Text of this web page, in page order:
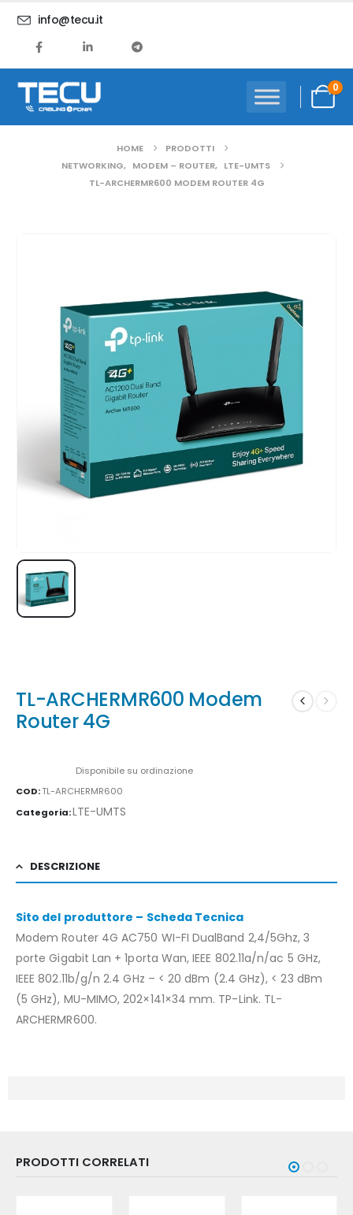
info@tecu.it
0
HOME
PRODOTTI
NETWORKING, MODEM – ROUTER, LTE-UMTS
TL-ARCHERMR600 MODEM ROUTER 4G
TL-ARCHERMR600 Modem
Router 4G
Disponibile su ordinazione
COD:TL-ARCHERMR600
Categoria:LTE-UMTS
DESCRIZIONE
Sito del produttore – Scheda Tecnica
Modem Router 4G AC750 WI-FI DualBand 2,4/5Ghz, 3
porte Gigabit Lan + 1porta Wan, IEEE 802.11a/n/ac 5 GHz,
IEEE 802.11b/g/n 2.4 GHz – < 20 dBm (2.4 GHz), < 23 dBm
(5 GHz), MU-MIMO, 202×141×34 mm. TP-Link. TL-
ARCHERMR600.
PRODOTTI CORRELATI